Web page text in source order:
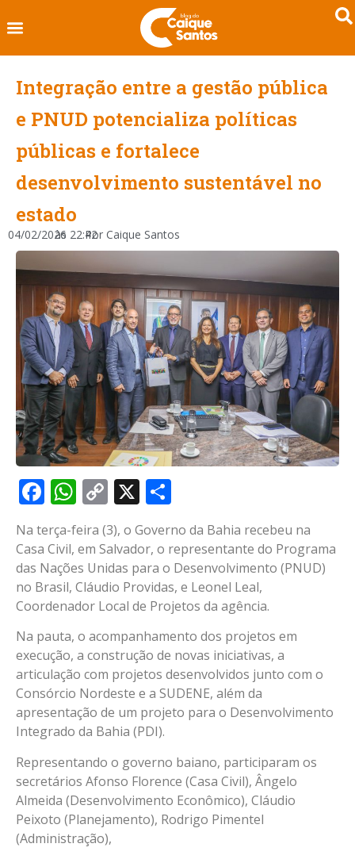
Integração entre a gestão pública
e PNUD potencializa políticas
públicas e fortalece
desenvolvimento sustentável no
estado
04/02/2026
às 22:42
Por Caique Santos
Facebook
WhatsApp
Copy
Link
X
Na terça-feira (3), o Governo da Bahia recebeu na
Casa Civil, em Salvador, o representante do Programa
das Nações Unidas para o Desenvolvimento (PNUD)
no Brasil, Cláudio Providas, e Leonel Leal,
Coordenador Local de Projetos da agência.
Na pauta, o acompanhamento dos projetos em
execução, a construção de novas iniciativas, a
articulação com projetos desenvolvidos junto com o
Consórcio Nordeste e a SUDENE, além da
apresentação de um projeto para o Desenvolvimento
Integrado da Bahia (PDI).
Representando o governo baiano, participaram os
secretários Afonso Florence (Casa Civil), Ângelo
Almeida (Desenvolvimento Econômico), Cláudio
Peixoto (Planejamento), Rodrigo Pimentel
(Administração),